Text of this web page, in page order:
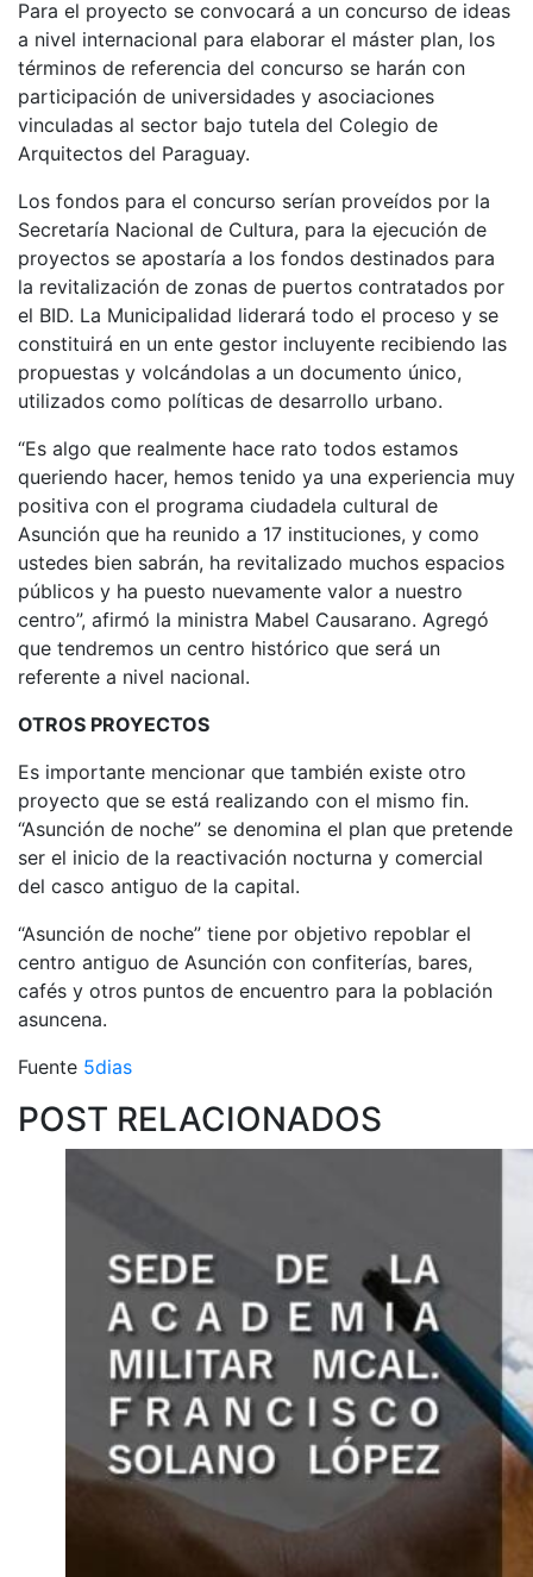
Para el proyecto se convocará a un concurso de ideas
a nivel internacional para elaborar el máster plan, los
términos de referencia del concurso se harán con
participación de universidades y asociaciones
vinculadas al sector bajo tutela del Colegio de
Arquitectos del Paraguay.
Los fondos para el concurso serían proveídos por la
Secretaría Nacional de Cultura, para la ejecución de
proyectos se apostaría a los fondos destinados para
la revitalización de zonas de puertos contratados por
el BID. La Municipalidad liderará todo el proceso y se
constituirá en un ente gestor incluyente recibiendo las
propuestas y volcándolas a un documento único,
utilizados como políticas de desarrollo urbano.
“Es algo que realmente hace rato todos estamos
queriendo hacer, hemos tenido ya una experiencia muy
positiva con el programa ciudadela cultural de
Asunción que ha reunido a 17 instituciones, y como
ustedes bien sabrán, ha revitalizado muchos espacios
públicos y ha puesto nuevamente valor a nuestro
centro”, afirmó la ministra Mabel Causarano. Agregó
que tendremos un centro histórico que será un
referente a nivel nacional.
OTROS PROYECTOS
Es importante mencionar que también existe otro
proyecto que se está realizando con el mismo fin.
“Asunción de noche” se denomina el plan que pretende
ser el inicio de la reactivación nocturna y comercial
del casco antiguo de la capital.
“Asunción de noche” tiene por objetivo repoblar el
centro antiguo de Asunción con confiterías, bares,
cafés y otros puntos de encuentro para la población
asuncena.
Fuente 5dias
POST RELACIONADOS